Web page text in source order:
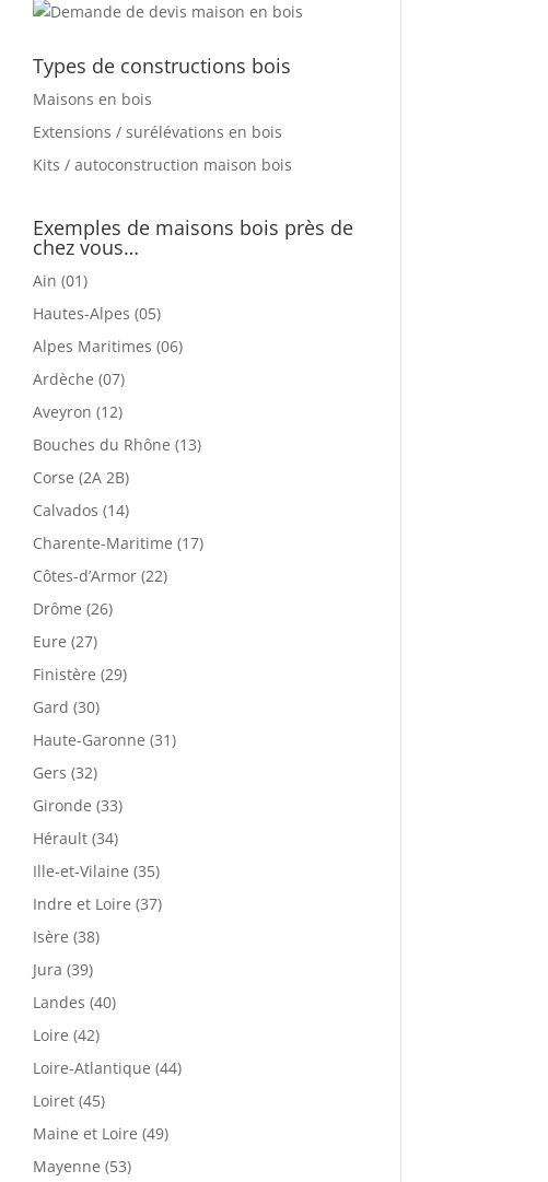
Types de constructions bois
Maisons en bois
Extensions / surélévations en bois
Kits / autoconstruction maison bois
Exemples de maisons bois près de
chez vous…
Ain (01)
Hautes-Alpes (05)
Alpes Maritimes (06)
Ardèche (07)
Aveyron (12)
Bouches du Rhône (13)
Corse (2A 2B)
Calvados (14)
Charente-Maritime (17)
Côtes-d’Armor (22)
Drôme (26)
Eure (27)
Finistère (29)
Gard (30)
Haute-Garonne (31)
Gers (32)
Gironde (33)
Hérault (34)
Ille-et-Vilaine (35)
Indre et Loire (37)
Isère (38)
Jura (39)
Landes (40)
Loire (42)
Loire-Atlantique (44)
Loiret (45)
Maine et Loire (49)
Mayenne (53)